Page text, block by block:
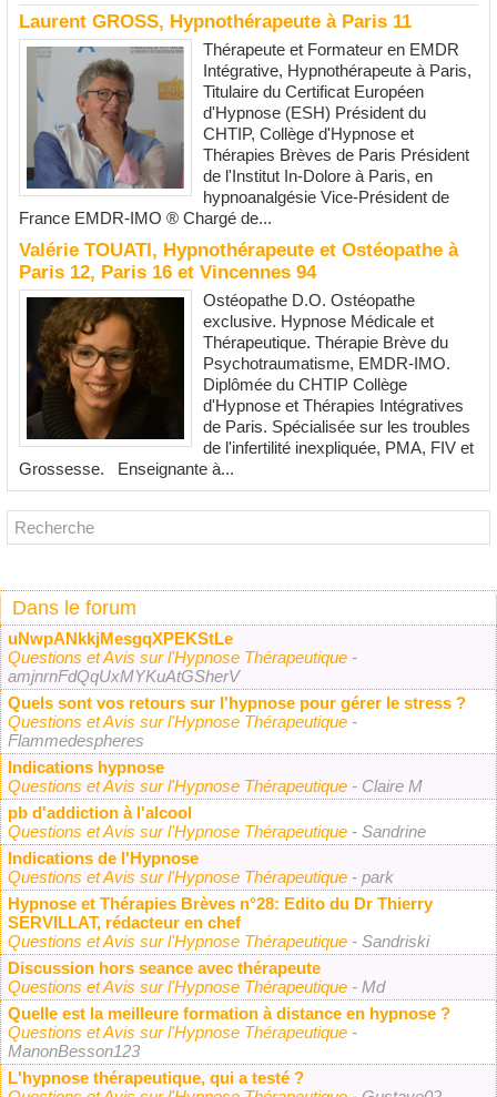
Laurent GROSS, Hypnothérapeute à Paris 11
Thérapeute et Formateur en EMDR
Intégrative, Hypnothérapeute à Paris,
Titulaire du Certificat Européen
d'Hypnose (ESH) Président du
CHTIP, Collège d'Hypnose et
Thérapies Brèves de Paris Président
de l'Institut In-Dolore à Paris, en
hypnoanalgésie Vice-Président de
France EMDR-IMO ® Chargé de...
Valérie TOUATI, Hypnothérapeute et Ostéopathe à
Paris 12, Paris 16 et Vincennes 94
Ostéopathe D.O. Ostéopathe
exclusive. Hypnose Médicale et
Thérapeutique. Thérapie Brève du
Psychotraumatisme, EMDR-IMO.
Diplômée du CHTIP Collège
d'Hypnose et Thérapies Intégratives
de Paris. Spécialisée sur les troubles
de l'infertilité inexpliquée, PMA, FIV et
Grossesse. Enseignante à...
Dans le forum
uNwpANkkjMesgqXPEKStLe
Questions et Avis sur l'Hypnose Thérapeutique -
amjnrnFdQqUxMYKuAtGSherV
Quels sont vos retours sur l'hypnose pour gérer le stress ?
Questions et Avis sur l'Hypnose Thérapeutique -
Flammedespheres
Indications hypnose
Questions et Avis sur l'Hypnose Thérapeutique - Claire M
pb d'addiction à l'alcool
Questions et Avis sur l'Hypnose Thérapeutique - Sandrine
Indications de l'Hypnose
Questions et Avis sur l'Hypnose Thérapeutique - park
Hypnose et Thérapies Brèves n°28: Edito du Dr Thierry
SERVILLAT, rédacteur en chef
Questions et Avis sur l'Hypnose Thérapeutique - Sandriski
Discussion hors seance avec thérapeute
Questions et Avis sur l'Hypnose Thérapeutique - Md
Quelle est la meilleure formation à distance en hypnose ?
Questions et Avis sur l'Hypnose Thérapeutique -
ManonBesson123
L'hypnose thérapeutique, qui a testé ?